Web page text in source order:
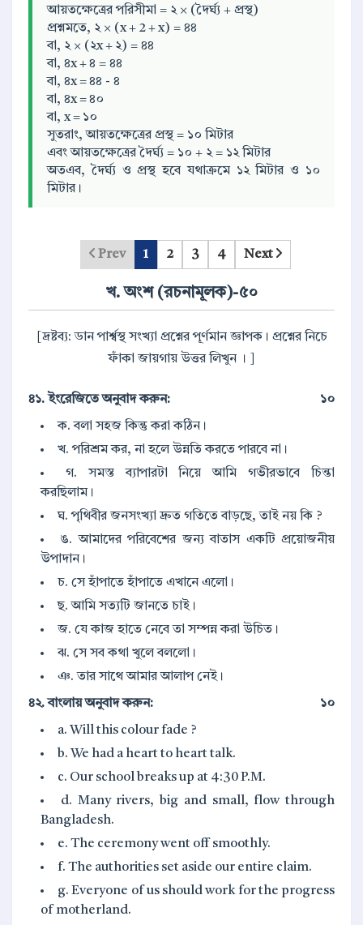
আয়তক্ষেত্রের পরিসীমা = ২ × (দৈর্ঘ্য + প্রস্থ)
প্রশ্নমতে, ২ × (x + 2 + x) = ৪৪
বা, ২ × (২x + ২) = ৪৪
বা, ৪x + ৪ = ৪৪
বা, ৪x = ৪৪ - ৪
বা, ৪x = ৪০
বা, x = ১০
সুতরাং, আয়তক্ষেত্রের প্রস্থ = ১০ মিটার
এবং আয়তক্ষেত্রের দৈর্ঘ্য = ১০ + ২ = ১২ মিটার
অতএব, দৈর্ঘ্য ও প্রস্থ হবে যথাক্রমে ১২ মিটার ও ১০
মিটার।
Prev 1 2 3 4 Next
খ. অংশ (রচনামূলক)-৫০
[দ্রষ্টব্য: ডান পার্শ্বস্থ সংখ্যা প্রশ্নের পূর্ণমান জ্ঞাপক। প্রশ্নের নিচে
ফাঁকা জায়গায় উত্তর লিখুন । ]
৪১. ইংরেজিতে অনুবাদ করুন: ১০
ক. বলা সহজ কিন্তু করা কঠিন।
খ. পরিশ্রম কর, না হলে উন্নতি করতে পারবে না।
গ. সমস্ত ব্যাপারটা নিয়ে আমি গভীরভাবে চিন্তা
করছিলাম।
ঘ. পৃথিবীর জনসংখ্যা দ্রুত গতিতে বাড়ছে, তাই নয় কি ?
ঙ. আমাদের পরিবেশের জন্য বাতাস একটি প্রয়োজনীয়
উপাদান।
চ. সে হাঁপাতে হাঁপাতে এখানে এলো।
ছ. আমি সত্যটি জানতে চাই।
জ. যে কাজ হাতে নেবে তা সম্পন্ন করা উচিত।
ঝ. সে সব কথা খুলে বললো।
ঞ. তার সাথে আমার আলাপ নেই।
৪২. বাংলায় অনুবাদ করুন: ১০
a. Will this colour fade ?
b. We had a heart to heart talk.
c. Our school breaks up at 4:30 P.M.
d. Many rivers, big and small, flow through
Bangladesh.
e. The ceremony went off smoothly.
f. The authorities set aside our entire claim.
g. Everyone of us should work for the progress
of motherland.